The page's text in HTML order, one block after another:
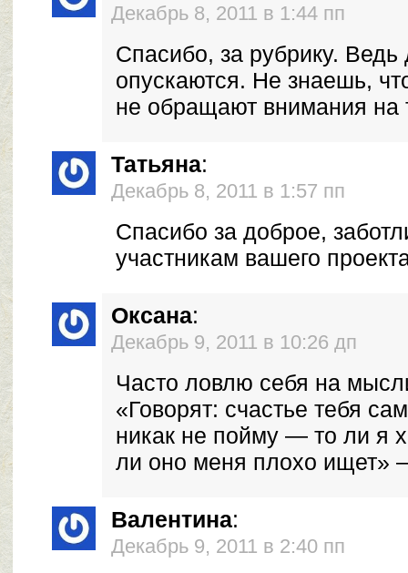
Декабрь 8, 2011 в 1:44 пп
Спасибо, за рубрику. Ведь
опускаются. Не знаешь,
не обращают внимания на
Татьяна:
Декабрь 8, 2011 в 1:57 пп
Спасибо за доброе,
участникам вашего
Оксана:
Декабрь 9, 2011 в 10:26 дп
Часто ловлю себя на
«Говорят: счастье тебя
никак не пойму — то ли я
ли оно меня плохо ищет»
Валентина:
Декабрь 9, 2011 в 2:40 пп